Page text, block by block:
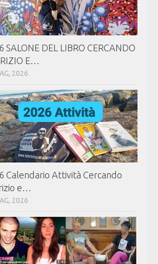
SALONE DEL LIBRO CERCANDO
E…
2026
Calendario Attività Cercando
e…
2026